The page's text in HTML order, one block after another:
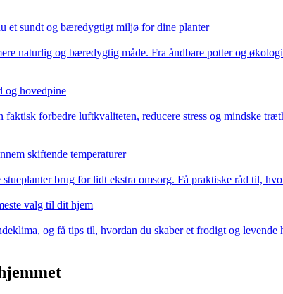
et sundt og bæredygtigt miljø for dine planter
naturlig og bæredygtig måde. Fra åndbare potter og
og hovedpine
faktisk forbedre luftkvaliteten, reducere stress og mindske
skiftende temperaturer
brug for lidt ekstra omsorg. Få praktiske råd til,
valg til dit hjem
og få tips til, hvordan du skaber et frodigt og